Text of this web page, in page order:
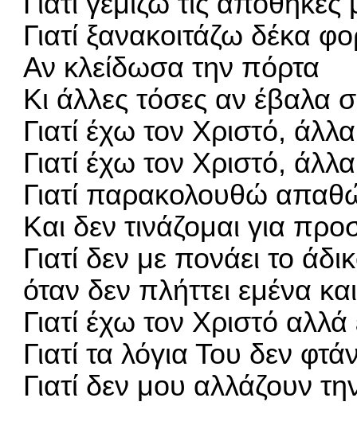
Γιατί ξανακοιτάζω δέκα
Αν κλείδωσα την πόρτα
Κι άλλες τόσες αν έβαλα
Γιατί έχω τον Χριστό,
Γιατί έχω τον Χριστό,
Γιατί παρακολουθώ
Και δεν τινάζομαι για
Γιατί δεν με πονάει το
όταν δεν πλήττει εμένα
Γιατί έχω τον Χριστό
Γιατί τα λόγια Του δεν
Γιατί δεν μου αλλάζουν